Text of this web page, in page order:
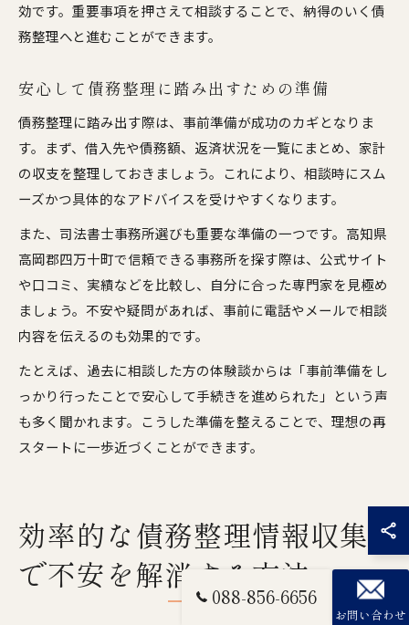
効です。重要事項を押さえて相談することで、納得のいく債
務整理へと進むことができます。
安心して債務整理に踏み出すための準備
債務整理に踏み出す際は、事前準備が成功のカギとなりま
す。まず、借入先や債務額、返済状況を一覧にまとめ、家計
の収支を整理しておきましょう。これにより、相談時にスム
ーズかつ具体的なアドバイスを受けやすくなります。
また、司法書士事務所選びも重要な準備の一つです。高知県
高岡郡四万十町で信頼できる事務所を探す際は、公式サイト
や口コミ、実績などを比較し、自分に合った専門家を見極め
ましょう。不安や疑問があれば、事前に電話やメールで相談
内容を伝えるのも効果的です。
たとえば、過去に相談した方の体験談からは「事前準備をし
っかり行ったことで安心して手続きを進められた」という声
も多く聞かれます。こうした準備を整えることで、理想の再
スタートに一歩近づくことができます。
効率的な債務整理情報収集
で不安を解消する方法
088-856-6656
お問い合わせ